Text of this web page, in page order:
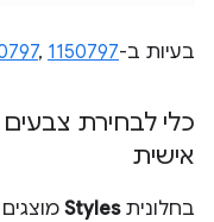
בעיות ב-Chromium: , 1150797
אישית
בחלוניתStyles